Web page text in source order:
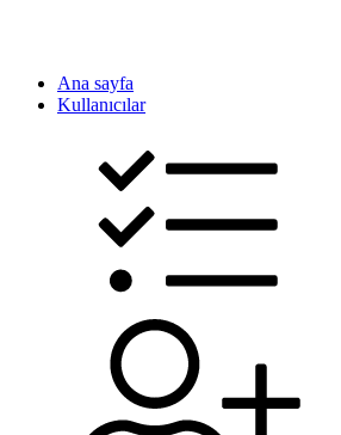
Ana sayfa
Kullanıcılar